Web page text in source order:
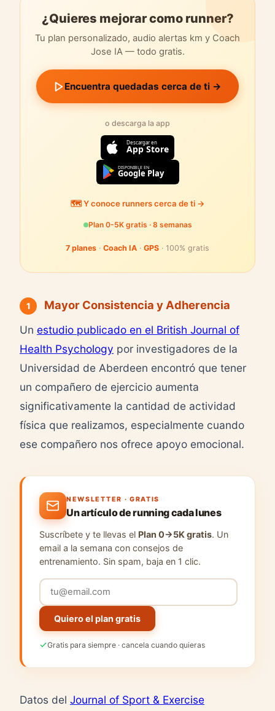
¿Quieres mejorar como runner?
Tu plan personalizado, audio alertas km y Coach
Jose IA — todo gratis.
Encuentra quedadas cerca de ti →
o descarga la app
Descargar en
App Store
DISPONIBLE EN
Google Play
🗺️ Y conoce runners cerca de ti →
Plan 0-5K gratis · 8 semanas
7 planes · Coach IA · GPS · 100% gratis
1 Mayor Consistencia y Adherencia
Un estudio publicado en el British Journal of
Health Psychology por investigadores de la
Universidad de Aberdeen encontró que tener
un compañero de ejercicio aumenta
significativamente la cantidad de actividad
física que realizamos, especialmente cuando
ese compañero nos ofrece apoyo emocional.
NEWSLETTER · GRATIS
Un artículo de running cada lunes
Suscríbete y te llevas el Plan 0→5K gratis. Un
email a la semana con consejos de
entrenamiento. Sin spam, baja en 1 clic.
Quiero el plan gratis
Gratis para siempre · cancela cuando quieras
Datos del Journal of Sport & Exercise